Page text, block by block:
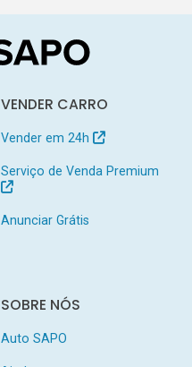
VENDER CARRO
Vender em 24h
Serviço de Venda Premium
Anunciar Grátis
SOBRE NÓS
Auto SAPO